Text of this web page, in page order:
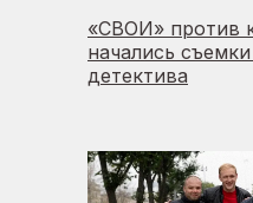
«СВОИ» против
начались
детектива